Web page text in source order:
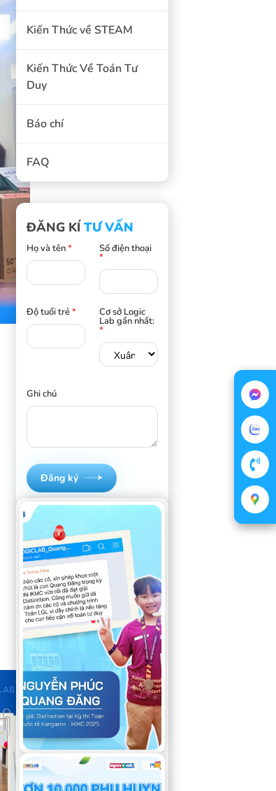
Báo chí
FAQ
Kiến Thức về STEAM
Kiến Thức Về Toán Tư
Duy
ĐĂNG KÍ TƯ VẤN
Họ và tên* Số điện thoại
*
Độ tuổi trẻ* Cơ sở Logic
Lab gần nhất:
*
Ghi chú
Đăng ký